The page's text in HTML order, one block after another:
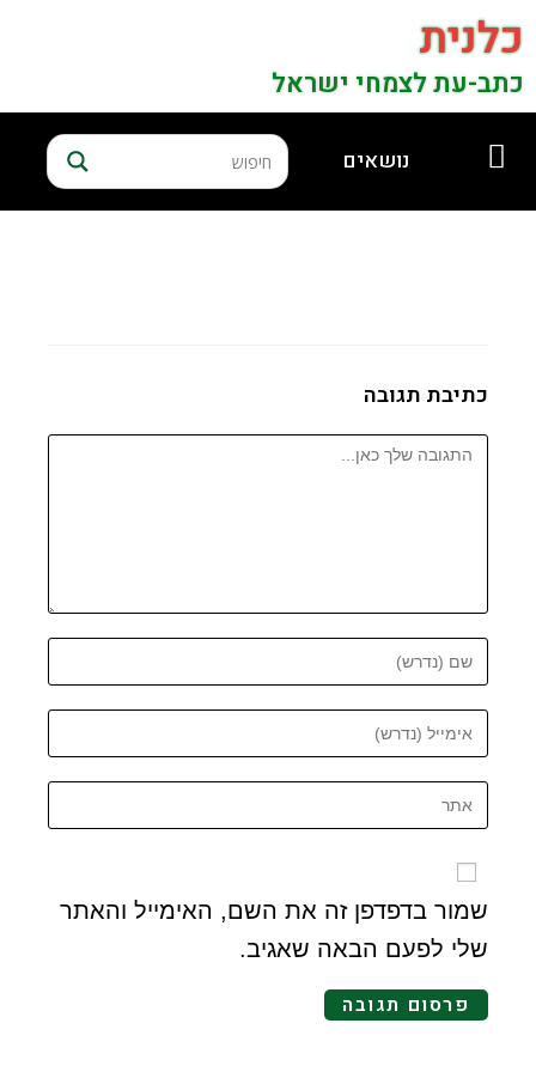
כלנית
כתב-עת לצמחי ישראל
נושאים
כתיבת תגובה
שמור בדפדפן זה את השם, האימייל והאתר
שלי לפעם הבאה שאגיב.